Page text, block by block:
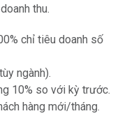
thu.
chỉ tiêu doanh số
ngành).
10% so với kỳ trước.
hàng mới/tháng.